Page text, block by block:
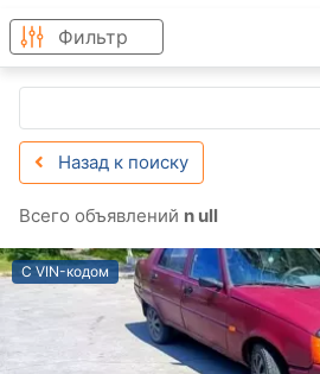
Фильтр
Назад к поиску
Всего объявлений n ull
С VIN-кодом